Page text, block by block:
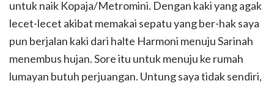
untuk naik Kopaja/Metromini. Dengan kaki yang agak
lecet-lecet akibat memakai sepatu yang ber-hak saya
pun berjalan kaki dari halte Harmoni menuju Sarinah
menembus hujan. Sore itu untuk menuju ke rumah
lumayan butuh perjuangan. Untung saya tidak sendiri,